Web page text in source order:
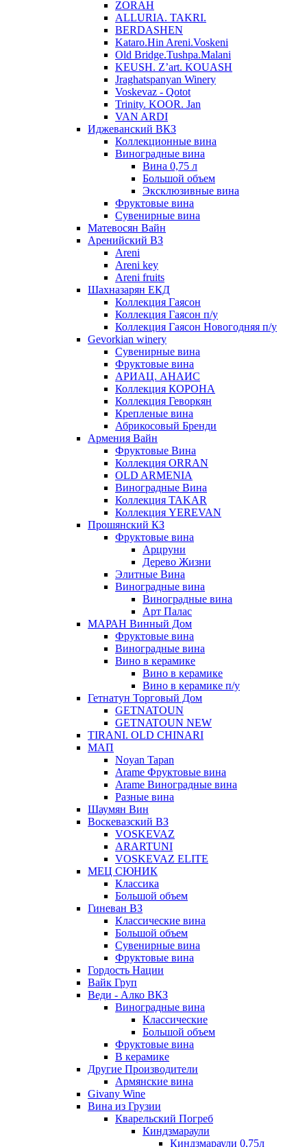
ZORAH
ALLURIA. TAKRI.
BERDASHEN
Kataro.Hin Areni.Voskeni
Old Bridge.Tushpa.Malani
KEUSH. Z’art. KOUASH
Jraghatspanyan Winery
Voskevaz - Qotot
Trinity. KOOR. Jan
VAN ARDI
Иджеванский ВКЗ
Коллекционные вина
Виноградные вина
Вина 0,75 л
Большой объем
Эксклюзивные вина
Фруктовые вина
Cувенирные вина
Матевосян Вайн
Аренийский ВЗ
Areni
Areni key
Areni fruits
Шахназарян ЕКД
Коллекция Гаясон
Коллекция Гаясон п/у
Коллекция Гаясон Новогодняя п/у
Gevorkian winery
Сувенирные вина
Фруктовые вина
АРИАЦ. АНАИС
Коллекция КОРОНА
Коллекция Геворкян
Крепленые вина
Абрикосовый Бренди
Армения Вайн
Фруктовые Вина
Коллекция ORRAN
OLD ARMENIA
Виноградные Вина
Коллекция TAKAR
Коллекция YEREVAN
Прошянский КЗ
Фруктовые вина
Арцруни
Дерево Жизни
Элитные Вина
Виноградные вина
Виноградные вина
Арт Палас
МАРАН Винный Дом
Фруктовые вина
Виноградные вина
Вино в керамике
Вино в керамике
Вино в керамике п/у
Гетнатун Торговый Дом
GETNATOUN
GETNATOUN NEW
TIRANI. OLD CHINARI
МАП
Noyan Tapan
Arame Фруктовые вина
Arame Виноградные вина
Разные вина
Шаумян Вин
Воскевазский ВЗ
VOSKEVAZ
ARARTUNI
VOSKEVAZ ELITE
МЕЦ СЮНИК
Классика
Большой объем
Гиневан ВЗ
Классические вина
Большой объем
Сувенирные вина
Фруктовые вина
Гордость Нации
Вайк Груп
Веди - Алко ВКЗ
Виноградные вина
Классические
Большой объем
Фруктовые вина
В керамике
Другие Производители
Армянские вина
Givany Wine
Вина из Грузии
Кварельский Погреб
Киндзмараули
Киндзмараули 0,75л